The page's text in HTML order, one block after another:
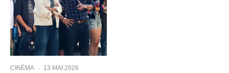
CINÉMA · 13 MAI 2026